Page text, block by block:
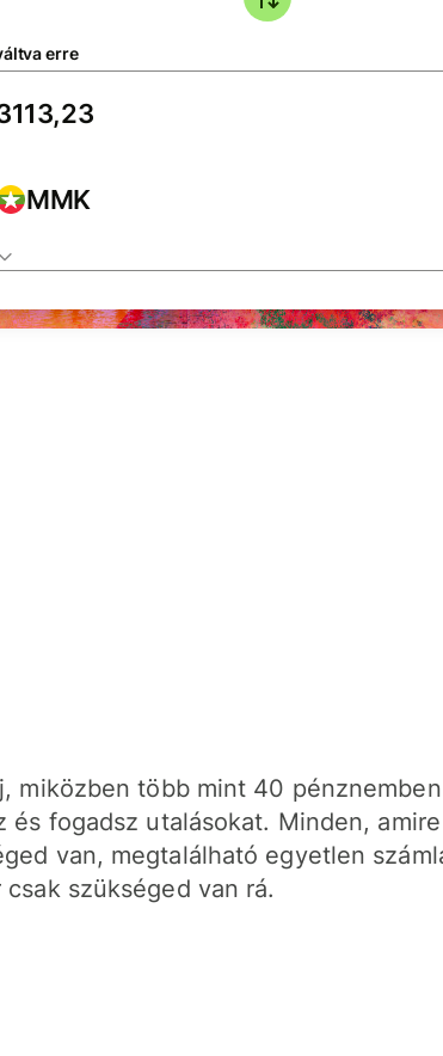
erre
MMK
miközben több mint 40
és fogadsz utalásokat. Minden, amire
van, megtalálható egyetlen
csak szükséged van rá.